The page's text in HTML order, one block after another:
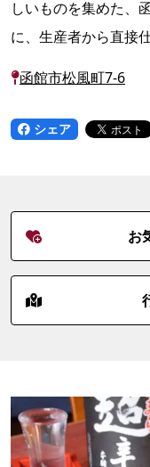
しいものを集めた、
に、生産者から直接
函館市松風町7-6
シェア
お